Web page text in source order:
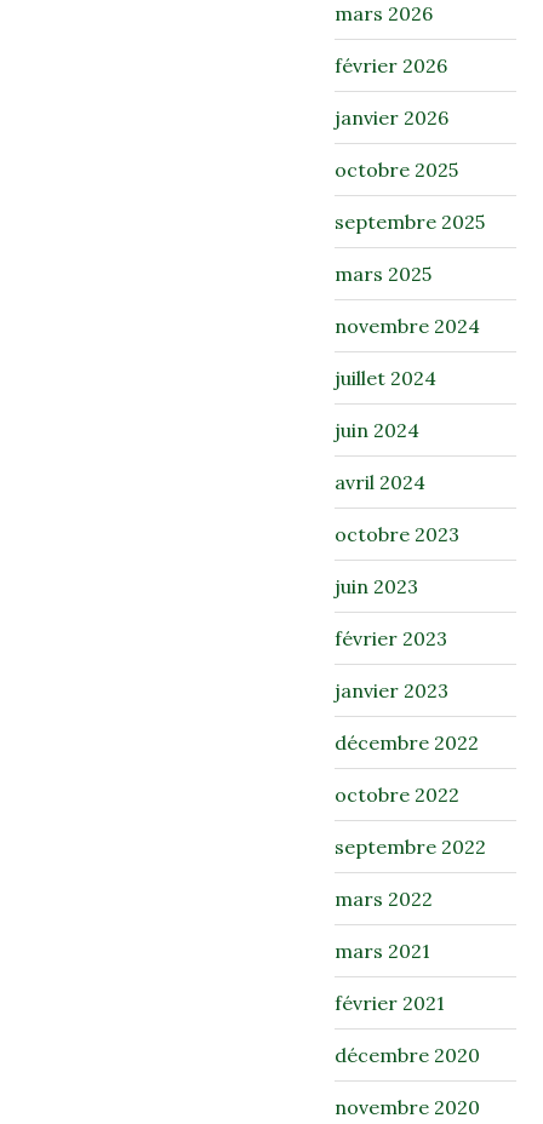
mars 2026
février 2026
janvier 2026
octobre 2025
septembre 2025
mars 2025
novembre 2024
juillet 2024
juin 2024
avril 2024
octobre 2023
juin 2023
février 2023
janvier 2023
décembre 2022
octobre 2022
septembre 2022
mars 2022
mars 2021
février 2021
décembre 2020
novembre 2020